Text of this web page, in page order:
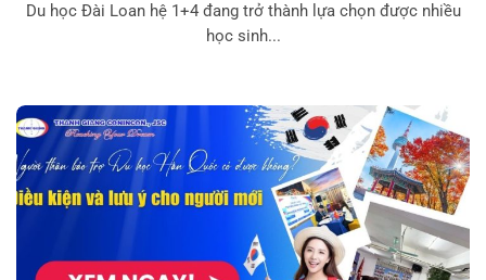
Du học Đài Loan hệ 1+4 đang trở thành lựa chọn được nhiều
học sinh...